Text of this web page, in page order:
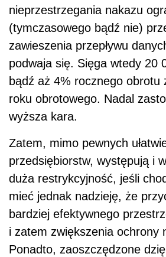
nieprzestrzegania nakazu
(tymczasowego bądź nie)
zawieszenia przepływu
podwaja się. Sięga wtedy 20
bądź aż 4% rocznego obrotu
roku obrotowego. Nadal
wyższa kara.
Zatem, mimo pewnych
przedsiębiorstw, występują i
duża restrykcyjność, jeśli
mieć jednak nadzieję, że
bardziej efektywnego
i zatem zwiększenia ochrony
Ponadto, zaoszczędzone